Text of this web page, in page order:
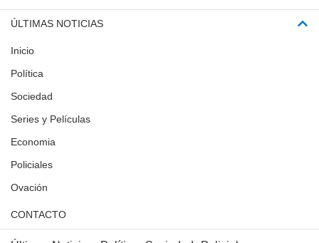
ÚLTIMAS NOTICIAS
Inicio
Política
Sociedad
Series y Películas
Economia
Policiales
Ovación
CONTACTO